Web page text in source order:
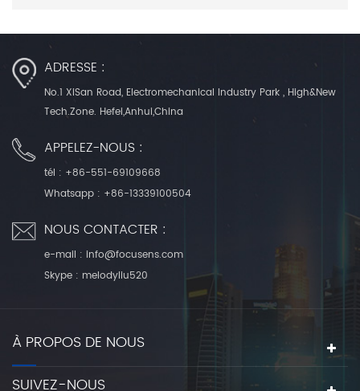
ADRESSE :
No.1 XiSan Road, Electromechanical Industry Park , High&New
Tech.Zone. Hefei,Anhui,China
APPELEZ-NOUS :
tél : +86-551-69109668
Whatsapp : +86-13339100504
NOUS CONTACTER :
e-mail : info@focusens.com
Skype : melodyliu520
À PROPOS DE NOUS
SUIVEZ-NOUS